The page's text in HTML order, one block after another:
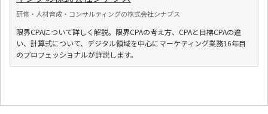
研修・人材育成・コンサルティングの株式会社シナプス
限界CPAについて詳しく解説。限界CPAの考え方、CPAと目標CPAの違
い、計算式について、デジタル領域を中心にマーケティング業務16年目
のプロフェッショナルが詳説します。